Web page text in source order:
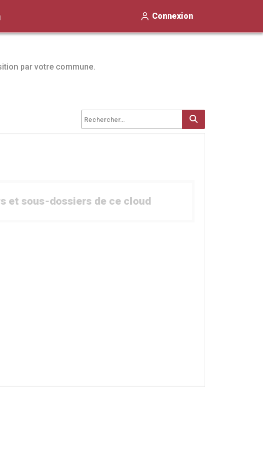
Connexion
par votre commune.
et sous-dossiers de ce cloud